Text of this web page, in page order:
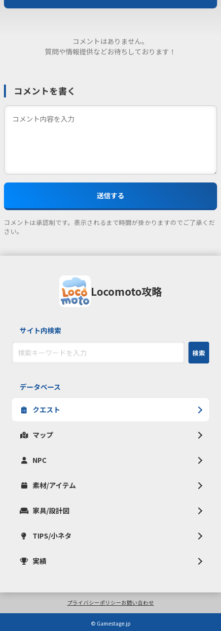
Locomoto攻略
サイト内検索
検索
データベース
クエスト
マップ
NPC
素材/アイテム
家具/設計図
TIPS/小ネタ
実績
コメントはありません。
質問や情報提供などお待ちしております！
コメントを書く
コメントは承認制です。表示されるまで時間が掛かりますのでご了承くだ
さい。
プライバシーポリシーお問い合わせ
© Gamestage.jp